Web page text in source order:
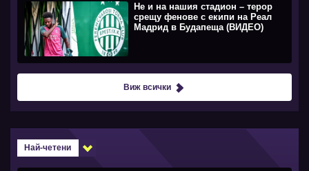
Не и на нашия стадион – терор
срещу фенове с екипи на Реал
Мадрид в Будапеща (ВИДЕО)
Виж всички
Най-четени